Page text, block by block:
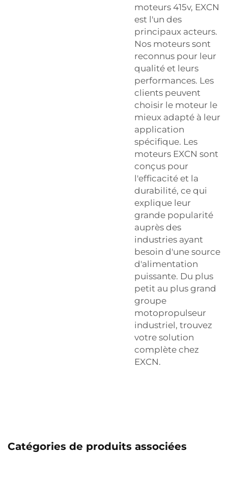
moteurs 415v, EXCN
est l'un des
principaux acteurs.
Nos moteurs sont
reconnus pour leur
qualité et leurs
performances. Les
clients peuvent
choisir le moteur le
mieux adapté à leur
application
spécifique. Les
moteurs EXCN sont
conçus pour
l'efficacité et la
durabilité, ce qui
explique leur
grande popularité
auprès des
industries ayant
besoin d'une source
d'alimentation
puissante. Du plus
petit au plus grand
groupe
motopropulseur
industriel, trouvez
votre solution
complète chez
EXCN.
Catégories de produits associées